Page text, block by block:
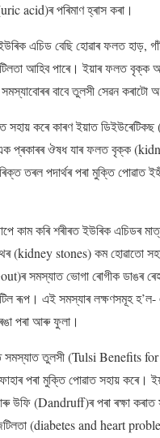
acid)ৰ পৰিমাণ হ্ৰাস কৰা।
এচিড বেছি হোৱাৰ ফলত হাড়,
আহিব পাৰে। ইয়াৰ ফলত বৃক্ক
বাবে তুলসী সেৱন কৰাটো
সহায় কৰে কাৰণ ইয়াত
প্ৰকাৰৰ ঔষধ যাৰ ফলত বৃক্ক
তৰল পদাৰ্থৰ পৰা মুক্তি পোৱাত
কাম কৰি শৰীৰত ইউৰিক এচিডৰ
(kidney stones) কম হোৱাতো
সমস্যাত ভোগা ৰোগীক ডাঙৰ
ৰূপ। এই সমস্যাৰ লক্ষণসমূহ হ’ল-
পৰা আৰু ফুলা।
তুলসী (Tulsi Benefits
পৰা মুক্তি পোৱাত সহায় কৰে।
উফি (Dandruff)ৰ পৰা ৰক্ষা
(diabetes and heart